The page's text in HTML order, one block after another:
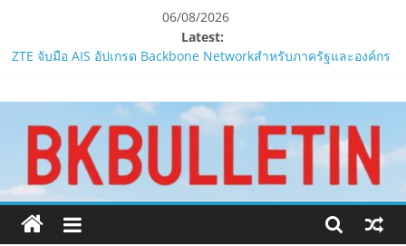
content
06/08/2026
Latest:
ZTE จับมือ AIS อัปเกรด Backbone Networkสำหรับภาครัฐและองค์กร
Biodiversity & Bioeconomy Forum 2026เดินหน้าขับเคลื่อน
นโยบาย Nature Positive สู่เศรษฐกิจชีวภาพที่ยั่งยืน
ห้ามพลาด! Smilegate เปิดตัว ‘เฮเลนา’ เซิร์ฟเวอร์ใหม่ของ
LORDNINE 29 ก.ค. นี้
LORDNINE ครบรอบ 1 ปี! Smilegate เปิด “Helena” เซิร์ฟฯ ใหม่
พร้อมอาวุธเคียวและศึกกิลด์-PvP เดือดครึ่งปีหลัง 2026
Smilegate ฉลองครบรอบ 1 ปี “Lordnine”เปิดตัวเซิร์ฟใหม่ ‘Helena’
เสนอ
ข่าว
ครบ
ทุก